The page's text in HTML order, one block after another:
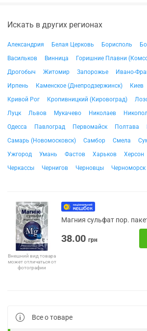
Искать в других регионах
Александрия Белая Церковь Борисполь
Васильков
Винница Горишние Плавни
Дрогобыч
Житомир Запорожье Ивано-
Ирпень
Каменское (Днепродзержинск) Киев
Кривой Рог
Кропивницкий (Кировоград)
Луцк
Львов Мукачево Николаев
Одесса
Павлоград Первомайск Полтава
Самарь (Новомосковск)
Самбор Смела
Ужгород
Умань Фастов Харьков Херсон
Черкассы
Чернигов Черновцы Черноморск
Внешний вид товара
может отличаться от
фотографии
Магния сульфат пор.
38.00 грн
Все о товаре